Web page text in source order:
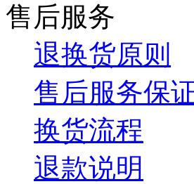
售后服务
退换货原则
售后服务保
换货流程
退款说明